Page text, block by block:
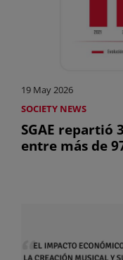
19 May 2026
SOCIETY NEWS
SGAE repartió
entre más de